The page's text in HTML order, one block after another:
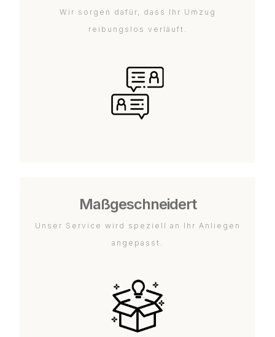
Wir sorgen dafür, dass Ihr Umzug
reibungslos verläuft.
Maßgeschneidert
Unser Service wird speziell an Ihr Anliegen
angepasst.